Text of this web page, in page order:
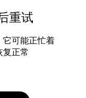
重试
它可能正忙着
复正常